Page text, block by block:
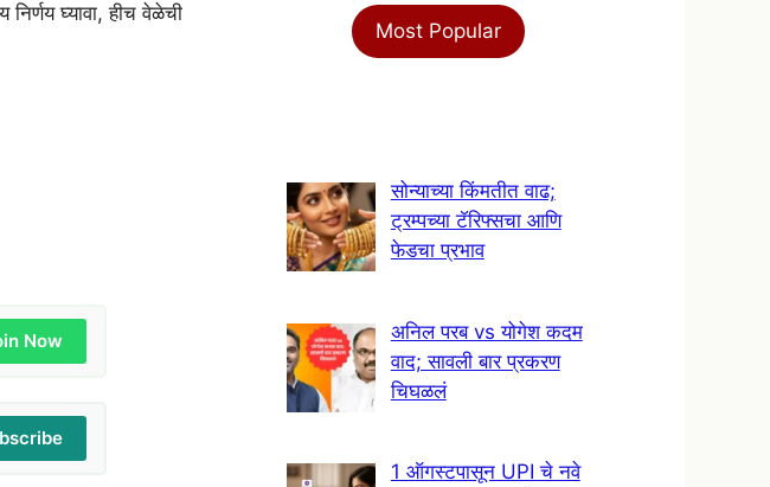
घ्यावा, हीच वेळेची
Now
Most Popular
सोन्याच्या किंमतीत वाढ;
ट्रम्पच्या टॅरिफ्सचा आणि
फेडचा प्रभाव
अनिल परब vs योगेश कदम
वाद; सावली बार प्रकरण
चिघळलं
1 ऑगस्टपासून UPI चे नवे